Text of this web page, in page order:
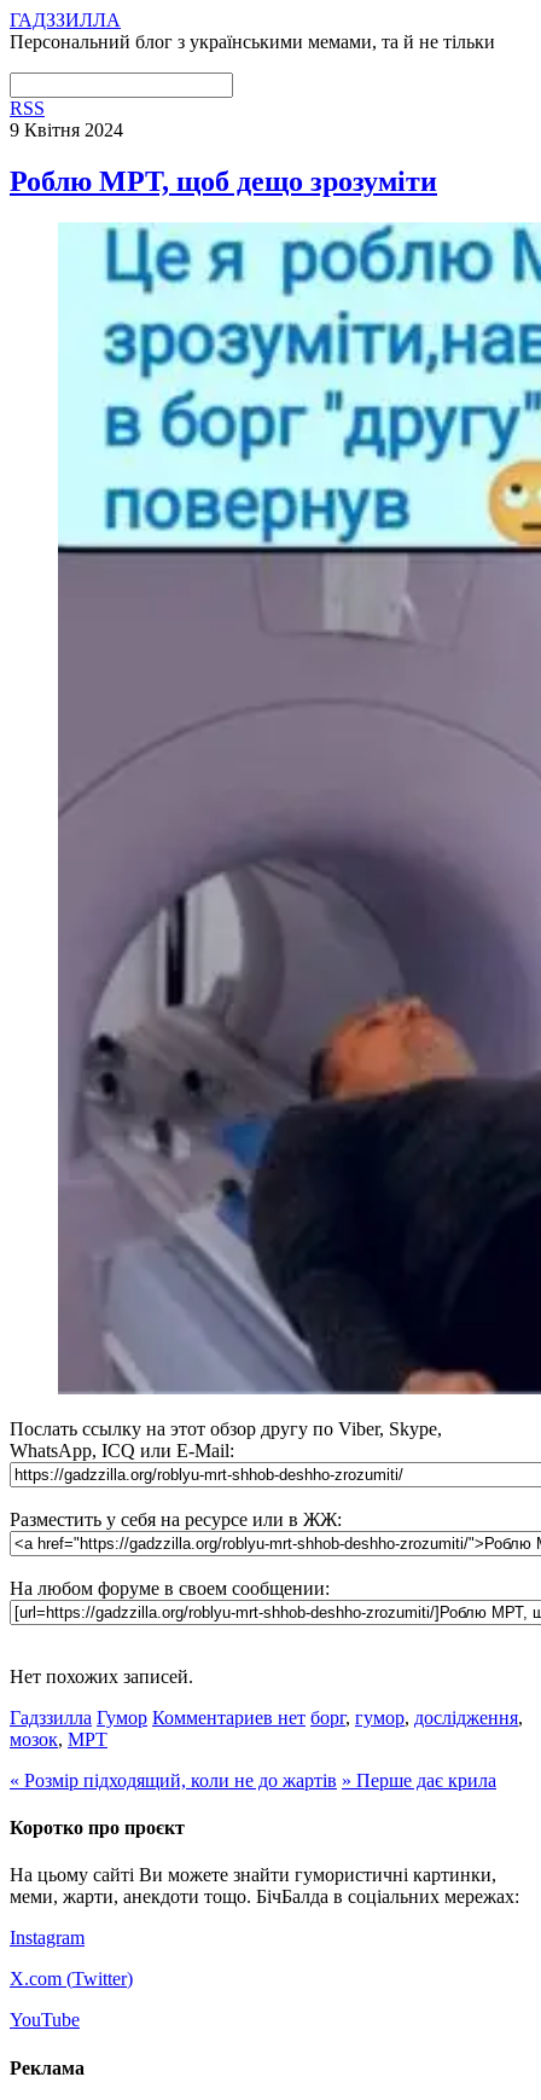
ГАДЗЗИЛЛА
Персональний блог з українськими мемами, та й не тільки
RSS
9 Квітня 2024
Роблю МРТ, щоб дещо зрозуміти
Послать ссылку на этот обзор другу по Viber, Skype,
WhatsApp, ICQ или E-Mail:
Разместить у себя на ресурсе или в ЖЖ:
На любом форуме в своем сообщении:
Нет похожих записей.
Гадззилла Гумор Комментариев нет борг, гумор, дослідження,
мозок, МРТ
« Розмір підходящий, коли не до жартів » Перше дає крила
Коротко про проєкт
На цьому сайті Ви можете знайти гумористичні картинки,
меми, жарти, анекдоти тощо. БічБалда в соціальних мережах:
Instagram
X.com (Twitter)
YouTube
Реклама